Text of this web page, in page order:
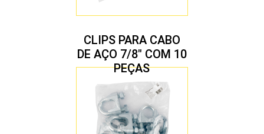
CLIPS PARA CABO
DE AÇO 7/8″ COM 10
PEÇAS